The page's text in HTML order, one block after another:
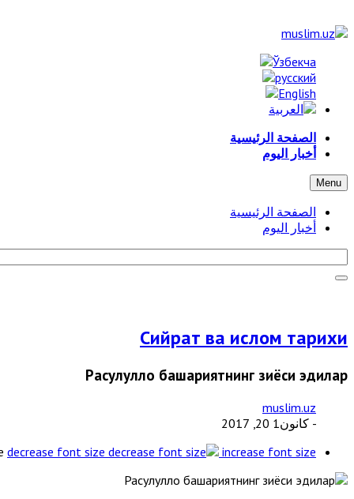
الصفحة الرئيسية
أخبار اليوم
Menu
الصفحة الرئيسية
أخبار اليوم
Сийрат ва ислом тарихи
Расулуллоҳ башариятнинг зиёси эдилар
muslim.uz
- كانون1 20, 2017
decrease font size increase font size